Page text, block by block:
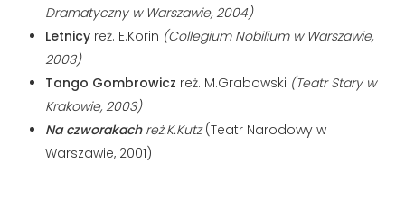
Dramatyczny w Warszawie, 2004)
Letnicy reż. E.Korin (Collegium Nobilium w Warszawie,
2003)
Tango Gombrowicz reż. M.Grabowski (Teatr Stary w
Krakowie, 2003)
Na czworakachreż.K.Kutz(Teatr Narodowy w
Warszawie, 2001)